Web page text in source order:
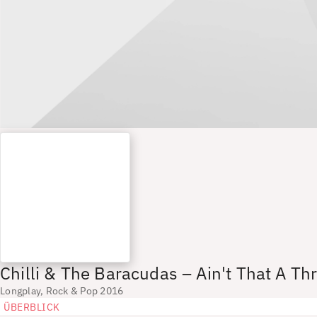
Chilli & The Baracudas – Ain't That A
Longplay, Rock & Pop 2016
ÜBERBLICK